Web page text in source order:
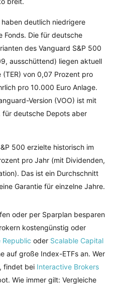
deutlich niedrigere
Fonds. Die für deutsche
des Vanguard S&P 500
ausschüttend) liegen aktuell
von 0,07 Prozent pro
pro 10.000 Euro Anlage.
Version (VOO) ist mit
deutsche Depots aber
500 erzielte historisch im
pro Jahr (mit Dividenden,
Das ist ein Durchschnitt
Garantie für einzelne Jahre.
oder per Sparplan besparen
kostengünstig oder
Republic oder Scalable Capital
auf große Index-ETFs an. Wer
findet bei Interactive Brokers
Wie immer gilt: Vergleiche